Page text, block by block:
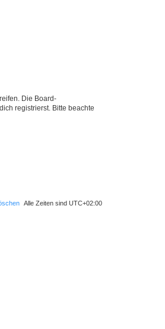
Die Board-
registrierst. Bitte beachte
Alle Zeiten sind UTC+02:00